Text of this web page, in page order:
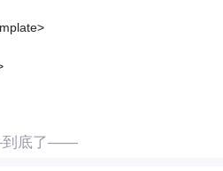
底了——